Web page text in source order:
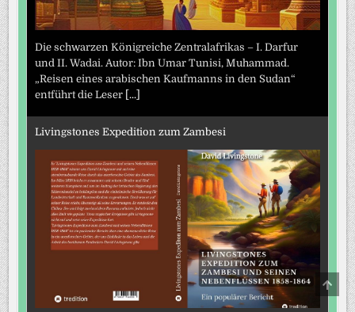
Die schwarzen Königreiche Zentralafrikas – I. Darfur
und II. Wadai. Autor: Ibn Umar Tunisi, Muhammad.
„Reisen eines arabischen Kaufmanns in den Sudan“
entführt die Leser [...]
Livingstones Expedition zum Zambesi
TO
TOP